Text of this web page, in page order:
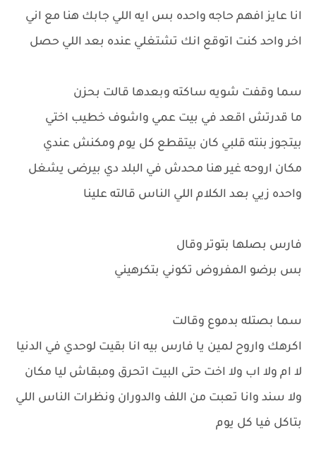
انا عايز افهم حاجه واحده بس ايه اللي جابك هنا مع اني
اخر واحد كنت اتوقع انك تشتغلي عنده بعد اللي حصل
سما وقفت شويه ساكته وبعدها قالت بحزن
ما قدرتش اقعد في بيت عمي واشوف خطيب اختي
بيتجوز بنته قلبي كان بيتقطع كل يوم ومكنش عندي
مكان اروحه غير هنا محدش في البلد دي بيرضى يشغل
واحده زيي بعد الكلام اللي الناس قالته علينا
فارس بصلها بتوتر وقال
بس برضو المفروض تكوني بتكرهيني
سما بصتله بدموع وقالت
اكرهك واروح لمين يا فارس بيه انا بقيت لوحدي في الدنيا
لا ام ولا اب ولا اخت حتى البيت اتحرق ومبقاش ليا مكان
ولا سند وانا تعبت من اللف والدوران ونظرات الناس اللي
بتاكل فيا كل يوم